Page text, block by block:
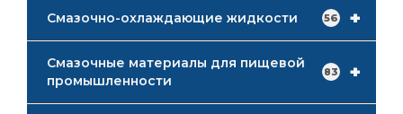
+
Смазочно-охлаждающие жидкости 56
+
Смазочные материалы для пищевой
промышленности
83